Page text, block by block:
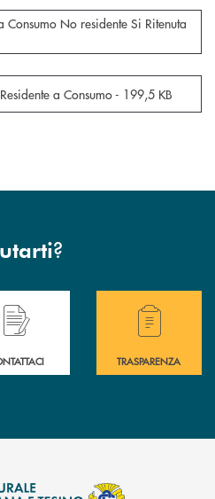
finestra
Consumo No residente Si Ritenuta
nuova finestraa Consumo - 199,5 KB
?
filiali . di assistenza immediata?
Hai bisogno di
TRASPARENZA